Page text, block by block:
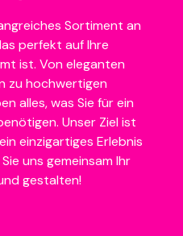
Sortiment an
perfekt auf Ihre
ist. Von eleganten
zu hochwertigen
alles, was Sie für ein
Unser Ziel ist
einzigartiges Erlebnis
uns gemeinsam Ihr
gestalten!